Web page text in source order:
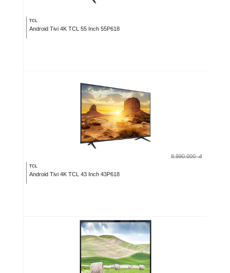
TCL
Android Tivi 4K TCL 55 Inch 55P618
8.990.000 đ
TCL
Android Tivi 4K TCL 43 Inch 43P618